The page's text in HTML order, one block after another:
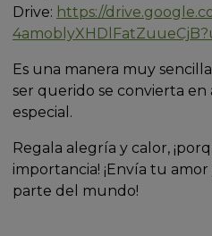
Drive: https://
Es una manera muy
ser querido se convierta
especial.
Regala alegría y calor,
importancia! ¡Envía tu
parte del mundo!